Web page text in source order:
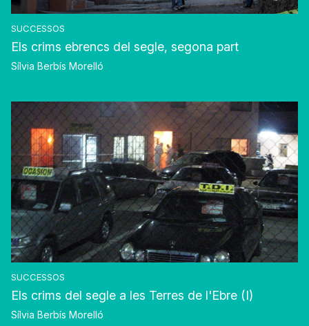
SUCCESSOS
Els crims ebrencs del segle, segona part
Sílvia Berbís Morelló
SUCCESSOS
Els crims del segle a les Terres de l'Ebre (I)
Sílvia Berbís Morelló